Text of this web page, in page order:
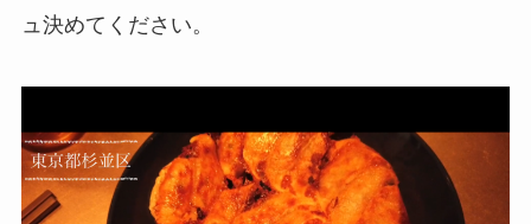
ュ決めてください。